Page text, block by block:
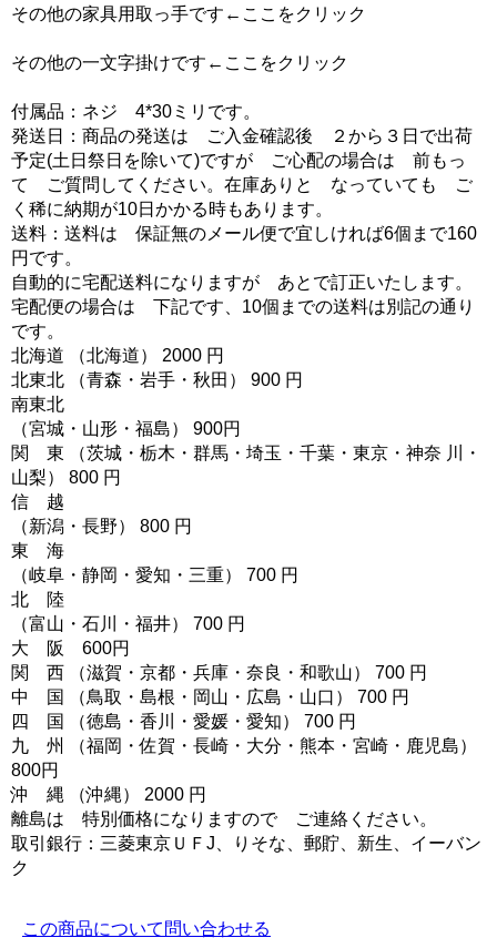
その他の家具用取っ手です←ここをクリック
その他の一文字掛けです←ここをクリック
付属品：ネジ 4*30ミリです。
発送日：商品の発送は ご入金確認後 ２から３日で出荷
予定(土日祭日を除いて)ですが ご心配の場合は 前もっ
て ご質問してください。在庫ありと なっていても ご
く稀に納期が10日かかる時もあります。
送料：送料は 保証無のメール便で宜しければ6個まで160
円です。
自動的に宅配送料になりますが あとで訂正いたします。
宅配便の場合は 下記です、10個までの送料は別記の通り
です。
北海道 （北海道） 2000 円
北東北 （青森・岩手・秋田） 900 円
南東北
（宮城・山形・福島） 900円
関 東 （茨城・栃木・群馬・埼玉・千葉・東京・神奈 川・
山梨） 800 円
信 越
（新潟・長野） 800 円
東 海
（岐阜・静岡・愛知・三重） 700 円
北 陸
（富山・石川・福井） 700 円
大 阪 600円
関 西 （滋賀・京都・兵庫・奈良・和歌山） 700 円
中 国 （鳥取・島根・岡山・広島・山口） 700 円
四 国 （徳島・香川・愛媛・愛知） 700 円
九 州 （福岡・佐賀・長崎・大分・熊本・宮崎・鹿児島）
800円
沖 縄 （沖縄） 2000 円
離島は 特別価格になりますので ご連絡ください。
取引銀行：三菱東京ＵＦJ、りそな、郵貯、新生、イーバン
ク
この商品について問い合わせる